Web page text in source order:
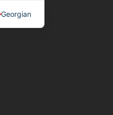
Georgian